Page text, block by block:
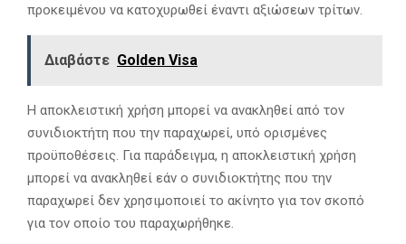
προκειμένου να κατοχυρωθεί έναντι αξιώσεων τρίτων.
Διαβάστε Golden Visa
Η αποκλειστική χρήση μπορεί να ανακληθεί από τον
συνιδιοκτήτη που την παραχωρεί, υπό ορισμένες
προϋποθέσεις. Για παράδειγμα, η αποκλειστική χρήση
μπορεί να ανακληθεί εάν ο συνιδιοκτήτης που την
παραχωρεί δεν χρησιμοποιεί το ακίνητο για τον σκοπό
για τον οποίο του παραχωρήθηκε.